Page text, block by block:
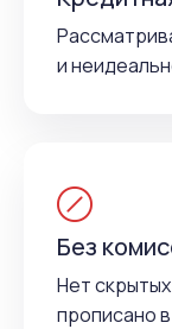
и
Без
Нет
прописано